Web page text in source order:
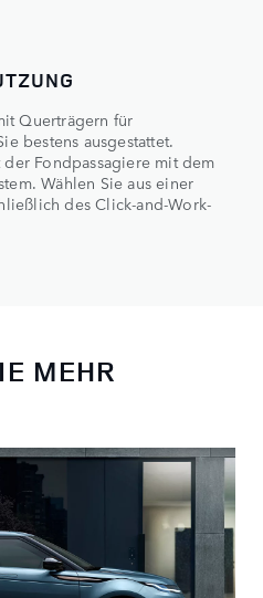
Querträgern für
bestens ausgestattet.
Fondpassagiere mit dem
Wählen Sie aus einer
des Click-and-Work-
MEHR